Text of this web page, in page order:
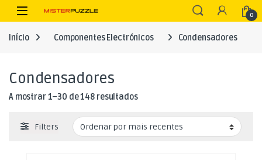
Skip to navigation
Skip to content
Open 0
Início Componentes Electrónicos Condensadores
Condensadores
A mostrar 1–30 de 148 resultadosOrdenado por mais recentes
Filters